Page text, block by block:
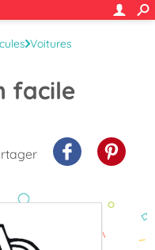
Voitures
facile